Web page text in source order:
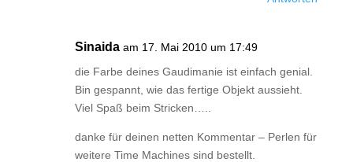
Sinaida am 17. Mai 2010 um 17:49
die Farbe deines Gaudimanie ist einfach genial.
Bin gespannt, wie das fertige Objekt aussieht.
Viel Spaß beim Stricken…..
danke für deinen netten Kommentar – Perlen für
weitere Time Machines sind bestellt.